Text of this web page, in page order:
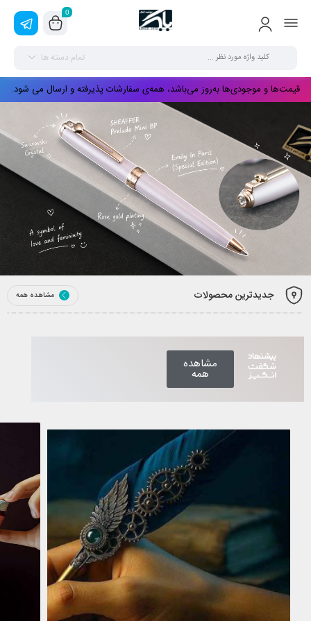
0
تمام دسته ها
قیمت‌ها و موجودی‌ها به‌روز می‌باشد، همه‌ی سفارشات پذیرفته و ارسال می شود.
SHEAFFER
اینجا کلیک کنید
جدیدترین محصولات مشاهده همه
مشاهده
همه